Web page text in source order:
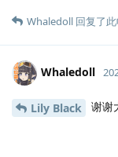
Whaledoll 回复了
Whaledoll
Lily Black 谢谢